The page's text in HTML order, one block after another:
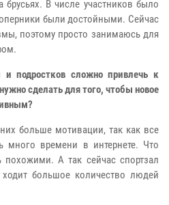
В числе участников было
были достойными. Сейчас
поэтому просто занимаюсь для
подростков сложно привлечь к
сделать для того, чтобы новое
больше мотивации, так как все
много времени в интернете. Что
похожими. А так сейчас спортзал
большое количество людей